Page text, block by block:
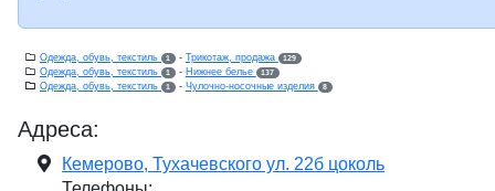
Одежда, обувь, текстиль 1 - Трикотаж, продажа 129
Одежда, обувь, текстиль 1 - Нижнее белье 137
Одежда, обувь, текстиль 1 - Чулочно-носочные изделия 8
Адреса:
Кемерово, Тухачевского ул. 22б цоколь